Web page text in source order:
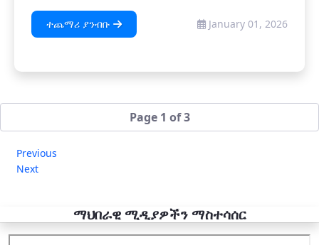
ተጨማሪ ያንብቡ January 01, 2026
Page 1 of 3
Previous
Next
ማህበራዊ ሚዲያዎችን ማስተሳሰር